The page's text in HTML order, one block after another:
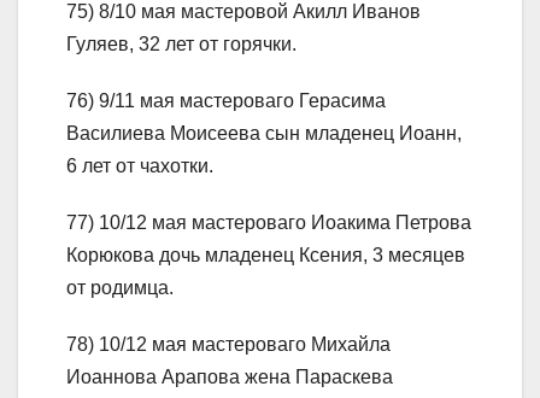
75) 8/10 мая мастеровой Акилл Иванов
Гуляев, 32 лет от горячки.
76) 9/11 мая мастероваго Герасима
Василиева Моисеева сын младенец Иоанн,
6 лет от чахотки.
77) 10/12 мая мастероваго Иоакима Петрова
Корюкова дочь младенец Ксения, 3 месяцев
от родимца.
78) 10/12 мая мастероваго Михайла
Иоаннова Арапова жена Параскева